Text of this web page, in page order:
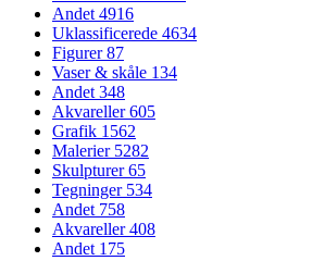
Andet4916
Uklassificerede 4634
Figurer87
Vaser & skåle 134
Andet348
Akvareller605
Grafik 1562
Malerier 5282
Skulpturer65
Tegninger 534
Andet 758
Akvareller408
Andet 175